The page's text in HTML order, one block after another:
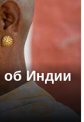
Индии